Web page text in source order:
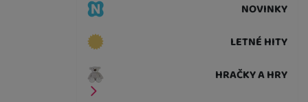
NOVINKY
LETNÉ HITY
HRAČKY A HRY